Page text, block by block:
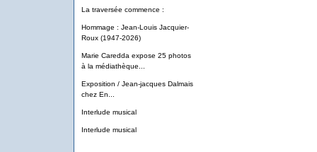
La traversée commence :
Hommage : Jean-Louis Jacquier-
Roux (1947-2026)
Marie Caredda expose 25 photos
à la médiathèque...
Exposition / Jean-jacques Dalmais
chez En...
Interlude musical
Interlude musical